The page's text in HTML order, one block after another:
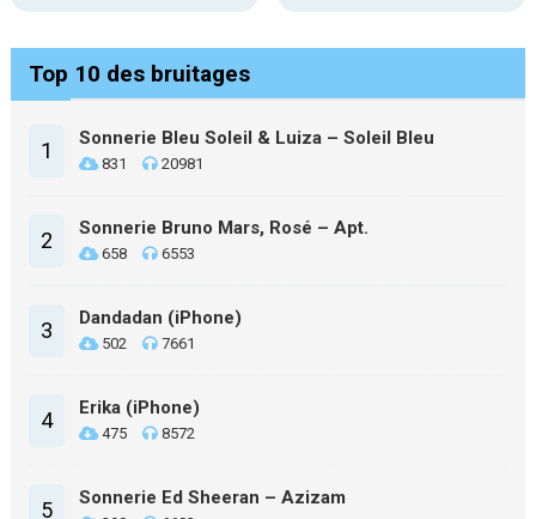
Top 10 des bruitages
1 Sonnerie Bleu Soleil & Luiza – Soleil Bleu
831 20981
2 Sonnerie Bruno Mars, Rosé – Apt.
658 6553
3 Dandadan (iPhone)
502 7661
4 Erika (iPhone)
475 8572
5 Sonnerie Ed Sheeran – Azizam